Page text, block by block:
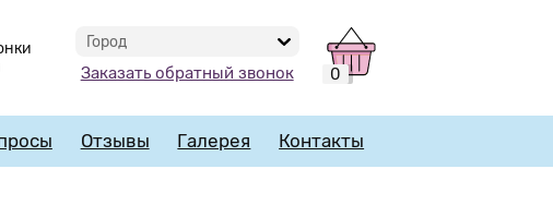
Город
Заказать обратный звонок 0
Отзывы Галерея Контакты